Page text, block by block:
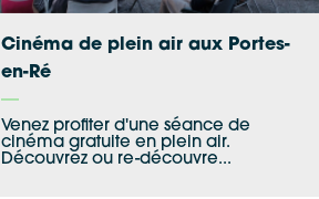
Cinéma de plein air aux Portes-
en-Ré
Venez profiter d'une séance de
cinéma gratuite en plein air.
Découvrez ou re-découvre...